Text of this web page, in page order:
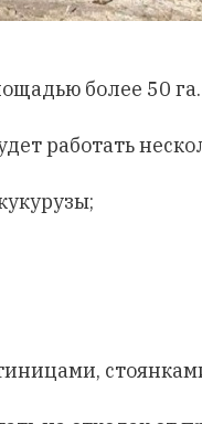
более 50 га.
работать